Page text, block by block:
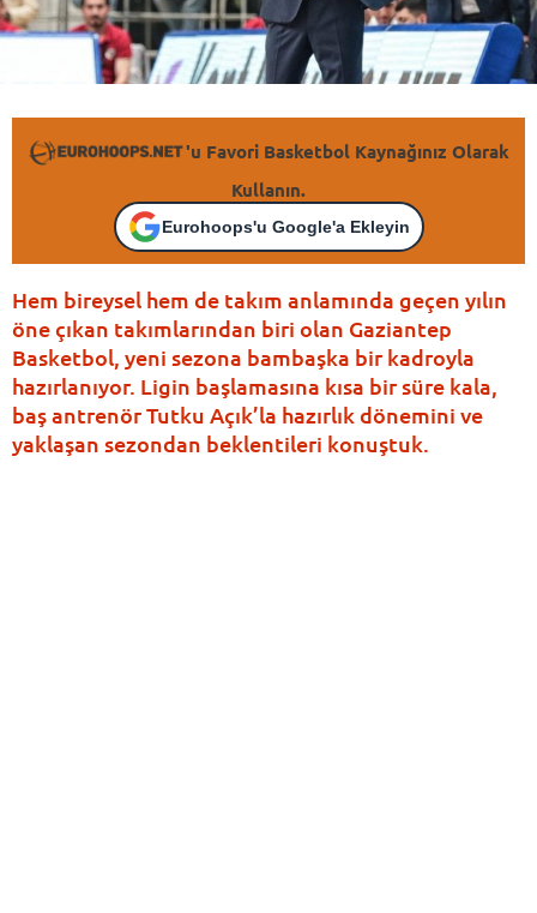
'u Favori Basketbol Kaynağınız Olarak
Kullanın.
Eurohoops'u Google'a Ekleyin
Hem bireysel hem de takım anlamında geçen yılın
öne çıkan takımlarından biri olan Gaziantep
Basketbol, yeni sezona bambaşka bir kadroyla
hazırlanıyor. Ligin başlamasına kısa bir süre kala,
baş antrenör Tutku Açık’la hazırlık dönemini ve
yaklaşan sezondan beklentileri konuştuk.